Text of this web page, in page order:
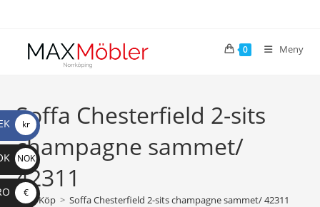
0 Meny
Soffa Chesterfield 2-sits
champagne sammet/
42311
> Köp > Soffa Chesterfield 2-sits champagne sammet/ 42311
kr
NOK
€